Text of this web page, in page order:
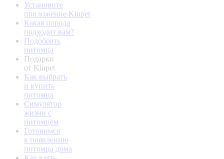
Установите
приложение Kinpet
Какая порода
подходит вам?
Подобрать
питомца
Подарки
от Kinpet
Как выбрать
и купить
питомца
Симулятор
жизни с
питомцем
Готовимся
к появлению
питомца дома